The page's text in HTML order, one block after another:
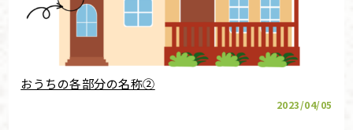
おうちの各部分の名称②
2023/04/05